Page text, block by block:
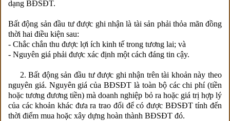
dạng BĐSĐT.
Bất động sản đầu tư được ghi nhận là tài sản phải thỏa mãn đồng
thời hai điều kiện sau:
- Chắc chắn thu được lợi ích kinh tế trong tương lai; và
- Nguyên giá phải được xác định một cách đáng tin cậy.
2. Bất động sản đầu tư được ghi nhận trên tài khoản này theo
nguyên giá. Nguyên giá của BĐSĐT là toàn bộ các chi phí (tiền
hoặc tương đương tiền) mà doanh nghiệp bỏ ra hoặc giá trị hợp lý
của các khoản khác đưa ra trao đổi để có được BĐSĐT tính đến
thời điểm mua hoặc xây dựng hoàn thành BĐSĐT đó.